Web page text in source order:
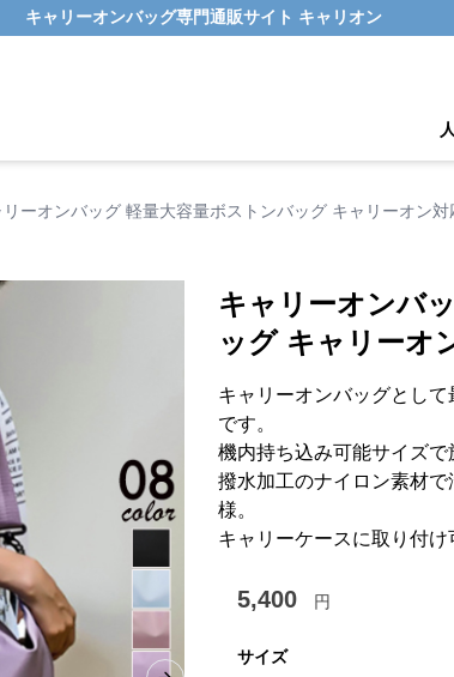
キャリーオンバッグ専門通販サイト キャリオン
リーオンバッグ 軽量大容量ボストンバッグ キャリーオン対
キャリーオンバ
ッグ キャリーオ
キャリーオンバッグとし
です。
機内持ち込み可能サイズで
撥水加工のナイロン素材
様。
キャリーケースに取り付け
5,400 円
サイズ